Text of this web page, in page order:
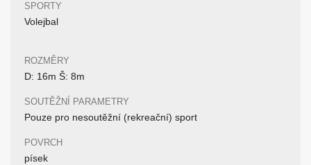
SPORTY
Volejbal
ROZMĚRY
D: 16m Š: 8m
SOUTĚŽNÍ PARAMETRY
Pouze pro nesoutěžní (rekreační) sport
POVRCH
písek